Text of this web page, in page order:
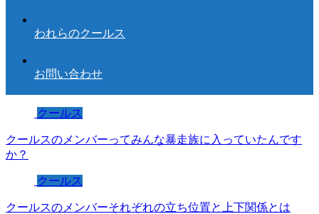
われらのクールス
お問い合わせ
クールス
クールスのメンバーってみんな暴走族に入っていたんです
か？
クールス
クールスのメンバーそれぞれの立ち位置と上下関係とは